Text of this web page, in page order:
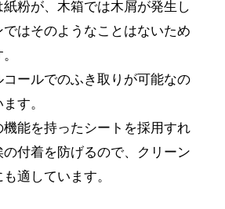
粉が、木箱では木屑が発生し
ではそのようなことはないため
コールでのふき取りが可能なの
す。
機能を持ったシートを採用すれ
付着を防げるので、クリーン
適しています。